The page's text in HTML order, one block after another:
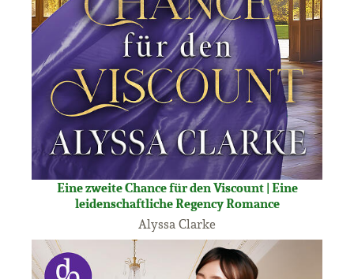
Eine zweite Chance für den Viscount | Eine
leidenschaftliche Regency Romance
Alyssa Clarke